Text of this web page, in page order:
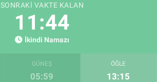
SONRAKI VAKTE KALAN
11:43
İkindi Namazı
GÜNEŞ
05:59
ÖĞLE
13:15